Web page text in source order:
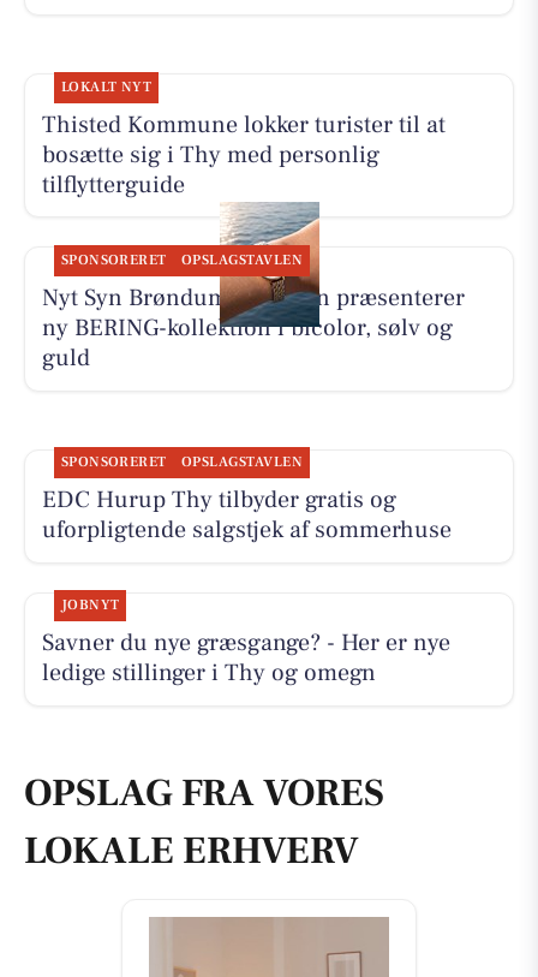
LOKALT NYT
Thisted Kommune lokker turister til at
bosætte sig i Thy med personlig
tilflytterguide
SPONSORERET OPSLAGSTAVLEN
Nyt Syn Brøndum Jeppesen præsenterer
ny BERING-kollektion i bicolor, sølv og
guld
SPONSORERET OPSLAGSTAVLEN
EDC Hurup Thy tilbyder gratis og
uforpligtende salgstjek af sommerhuse
JOBNYT
Savner du nye græsgange? - Her er nye
ledige stillinger i Thy og omegn
OPSLAG FRA VORES
LOKALE ERHVERV